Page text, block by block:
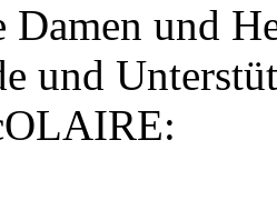
Damen und
und